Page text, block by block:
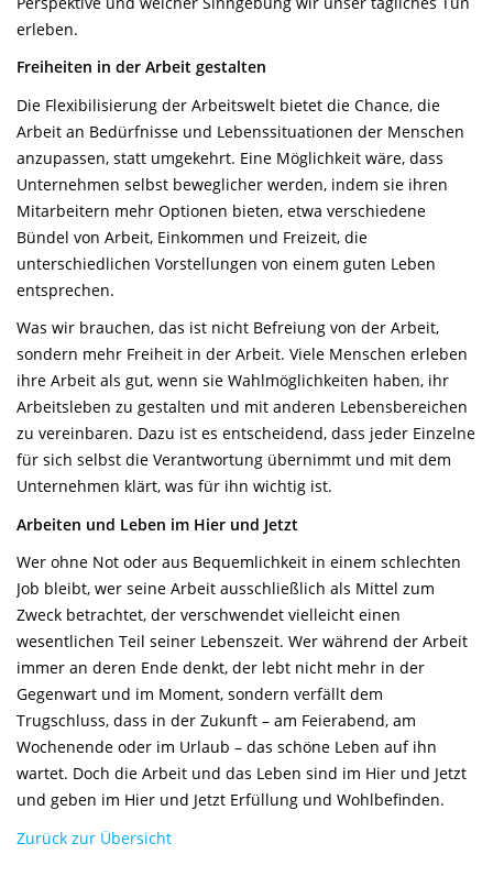
erleben.
Freiheiten in der Arbeit gestalten
Die Flexibilisierung der Arbeitswelt bietet die Chance, die
Arbeit an Bedürfnisse und Lebenssituationen der Menschen
anzupassen, statt umgekehrt. Eine Möglichkeit wäre, dass
Unternehmen selbst beweglicher werden, indem sie ihren
Mitarbeitern mehr Optionen bieten, etwa verschiedene
Bündel von Arbeit, Einkommen und Freizeit, die
unterschiedlichen Vorstellungen von einem guten Leben
entsprechen.
Was wir brauchen, das ist nicht Befreiung von der Arbeit,
sondern mehr Freiheit in der Arbeit. Viele Menschen erleben
ihre Arbeit als gut, wenn sie Wahlmöglichkeiten haben, ihr
Arbeitsleben zu gestalten und mit anderen Lebensbereichen
zu vereinbaren. Dazu ist es entscheidend, dass jeder Einzelne
für sich selbst die Verantwortung übernimmt und mit dem
Unternehmen klärt, was für ihn wichtig ist.
Arbeiten und Leben im Hier und Jetzt
Wer ohne Not oder aus Bequemlichkeit in einem schlechten
Job bleibt, wer seine Arbeit ausschließlich als Mittel zum
Zweck betrachtet, der verschwendet vielleicht einen
wesentlichen Teil seiner Lebenszeit. Wer während der Arbeit
immer an deren Ende denkt, der lebt nicht mehr in der
Gegenwart und im Moment, sondern verfällt dem
Trugschluss, dass in der Zukunft – am Feierabend, am
Wochenende oder im Urlaub – das schöne Leben auf ihn
wartet. Doch die Arbeit und das Leben sind im Hier und Jetzt
und geben im Hier und Jetzt Erfüllung und Wohlbefinden.
Zurück zur Übersicht